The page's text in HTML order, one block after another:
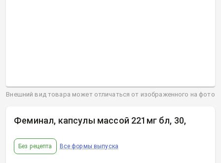
Феминал, капсулы массой 221мг бл, 30,
Без рецепта Все формы выпуска
Внешний вид товара может отличаться от изображенного на фото